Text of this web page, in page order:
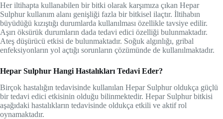
Her iltihapta kullanabilen bir bitki olarak karşımıza çıkan Hepar
Sulphur kullanım alanı genişliği fazla bir bitkisel ilaçtır. İltihabın
büyüdüğü kızıştığı durumlarda kullanılması özellikle tavsiye edilir.
Aşırı öksürük durumların dada tedavi edici özelliği bulunmaktadır.
Ateş düşürücü etkisi de bulunmaktadır. Soğuk algınlığı, gribal
enfeksiyonların yol açtığı sorunların çözümünde de kullanılmaktadır.
Hepar Sulphur Hangi Hastalıkları Tedavi Eder?
Birçok hastalığın tedavisinde kullanılan Hepar Sulphur oldukça güçlü
bir tedavi edici etkisinin olduğu bilinmektedir. Hepar Sulphur bitkisi
aşağıdaki hastalıkların tedavisinde oldukça etkili ve aktif rol
oynamaktadır.